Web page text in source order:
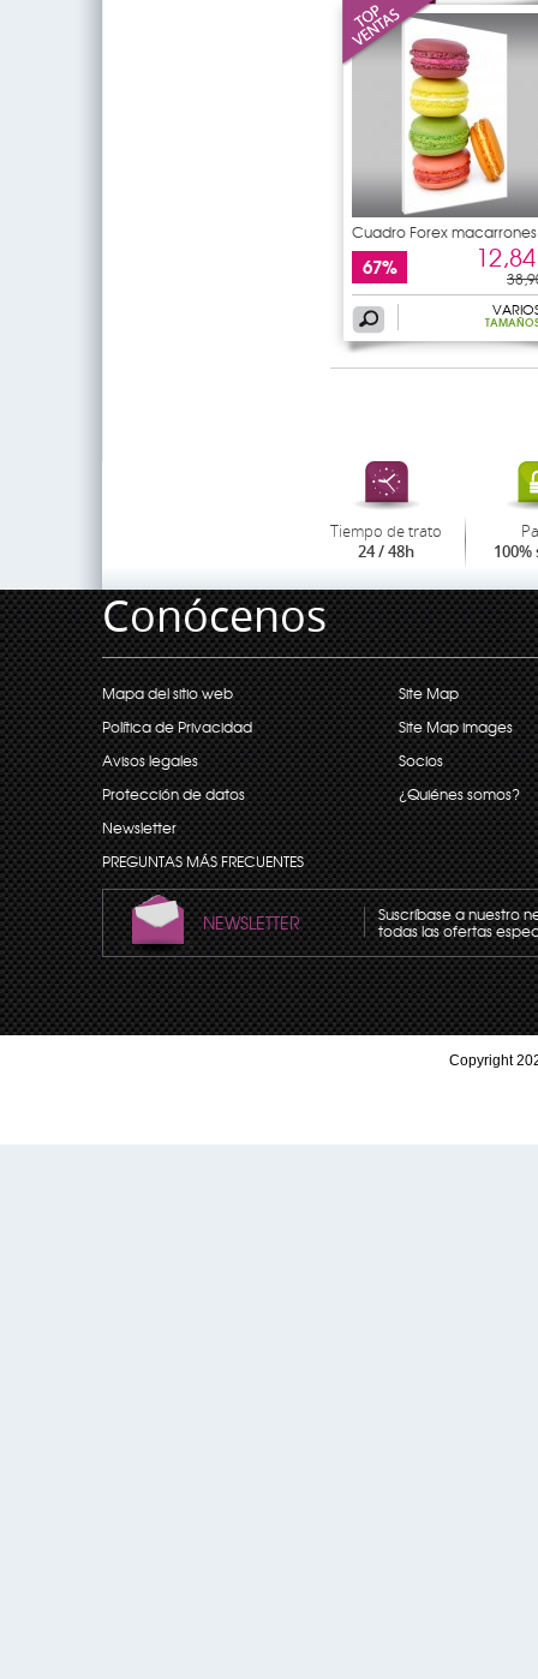
Cuadro Forex macarrones
67%
Tiempo de trato
24 / 48h 100%
Conócenos
Mapa del sitio web
Política de Privacidad
Avisos legales
Protección de datos
Newsletter
PREGUNTAS MÁS FRECUENTES
Site Map
Site Map images
Socios
¿Quiénes somos?
NEWSLETTER Suscríbase a nuestro
todas las ofertas
Copyright